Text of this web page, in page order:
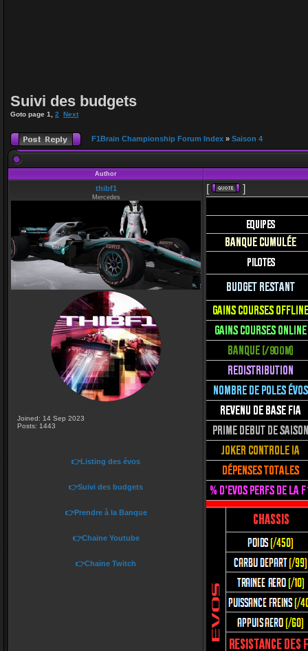
Suivi des budgets
Goto page 1 2 Next
F1Brain Championship Forum Index » Saison 4
Author
thibf1
Mercedes
Joined: 14 Sep 2023
Posts: 1443
👉Listing des évos
👉Suivi des budgets
👉Prendre à la Banque
👉Chaine Youtube
👉Chaine Twitch
[ ]